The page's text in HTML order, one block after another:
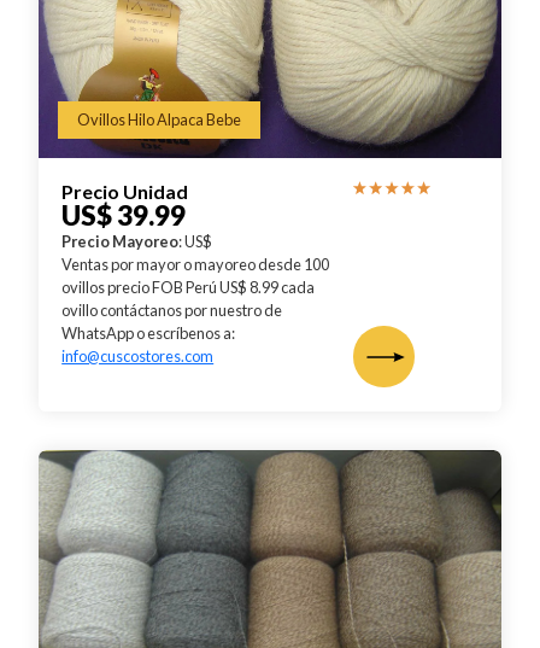
Ovillos Hilo Alpaca Bebe
Precio Unidad
US$ 39.99
Precio Mayoreo: US$
Ventas por mayor o mayoreo desde 100
ovillos precio FOB Perú US$ 8.99 cada
ovillo contáctanos por nuestro de
WhatsApp o escríbenos a:
info@cuscostores.com